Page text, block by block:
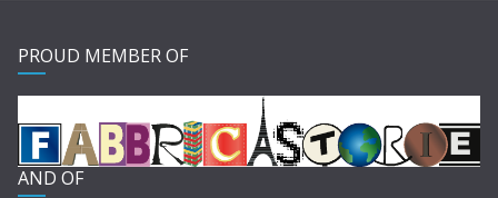
PROUD MEMBER OF
AND OF